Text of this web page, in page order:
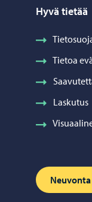
Hyvä tietää
Tietoa
Laskutus